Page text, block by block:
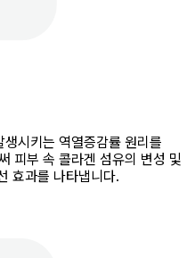
시키는 역열증감률 원리를
피부 속 콜라겐 섬유의 변성 및
효과를 나타냅니다.